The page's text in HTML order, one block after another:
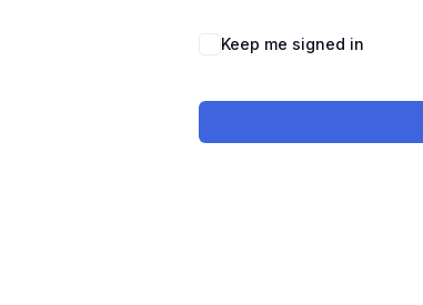
Keep me signed in